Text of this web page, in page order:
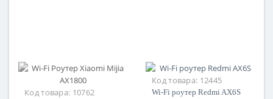
Код товара: 10762
Код товара: 12445
Wi-Fi роутер Redmi AX6S